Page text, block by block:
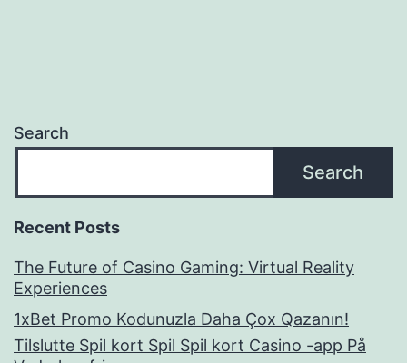
Search
Search
Recent Posts
The Future of Casino Gaming: Virtual Reality
Experiences
1xBet Promo Kodunuzla Daha Çox Qazanın!
Tilslutte Spil kort Spil Spil kort Casino -app På